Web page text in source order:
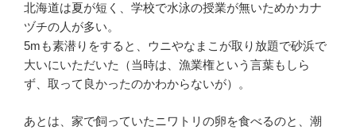
北海道は夏が短く、学校で水泳の授業が無いためかカナ
ヅチの人が多い。
5mも素潜りをすると、ウニやなまこが取り放題で砂浜で
大いにいただいた（当時は、漁業権という言葉もしら
ず、取って良かったのかわからないが）。
あとは、家で飼っていたニワトリの卵を食べるのと、潮